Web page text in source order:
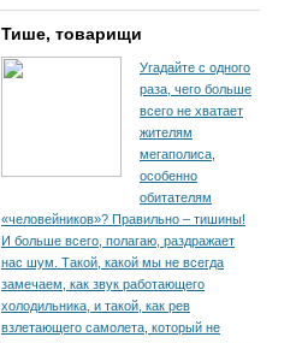
Тише, товарищи
Угадайте с одного
раза, чего больше
всего не хватает
жителям
мегаполиса,
особенно
обитателям
«человейников»? Правильно – тишины!
И больше всего, полагаю, раздражает
нас шум. Такой, какой мы не всегда
замечаем, как звук работающего
холодильника, и такой, как рев
взлетающего самолета, который не